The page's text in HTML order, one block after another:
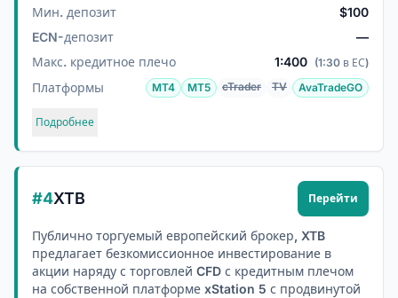
Мин. депозит
$100
ECN-депозит
—
Макс. кредитное плечо
1:400 (1:30 в ЕС)
Платформы MT4 MT5 cTrader TV AvaTradeGO
Подробнее
#4XTB Перейти
Публично торгуемый европейский брокер, XTB
предлагает безкомиссионное инвестирование в
акции наряду с торговлей CFD с кредитным плечом
на собственной платформе xStation 5 с продвинутой